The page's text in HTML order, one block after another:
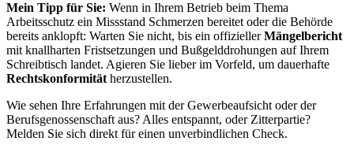
Mein Tipp für Sie: Wenn in Ihrem Betrieb beim Thema
Arbeitsschutz ein Missstand Schmerzen bereitet oder die Behörde
bereits anklopft: Warten Sie nicht, bis ein offiziellerMängelbericht
mit knallharten Fristsetzungen und Bußgelddrohungen auf Ihrem
Schreibtisch landet. Agieren Sie lieber im Vorfeld, um dauerhafte
Rechtskonformität herzustellen.
Wie sehen Ihre Erfahrungen mit der Gewerbeaufsicht oder der
Berufsgenossenschaft aus? Alles entspannt, oder Zitterpartie?
Melden Sie sich direkt für einen unverbindlichen Check.